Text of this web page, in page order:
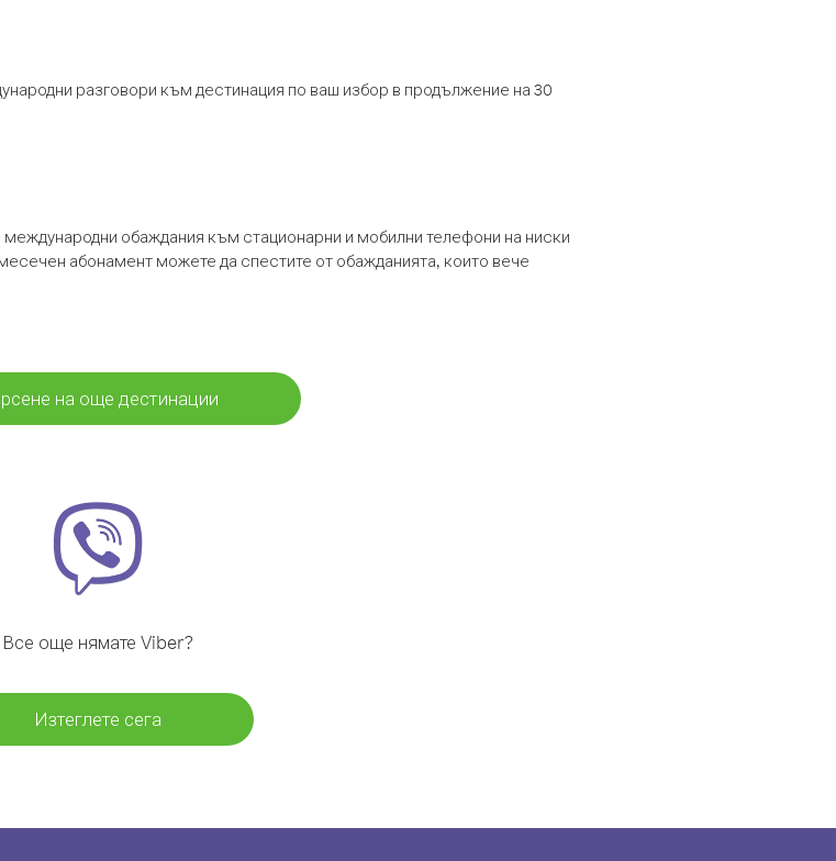
разговори към дестинация по ваш избор в продължение на 30
обаждания към стационарни и мобилни телефони на ниски
абонамент можете да спестите от обажданията, които вече
на още дестинации
Все още нямате Viber?
Изтеглете сега